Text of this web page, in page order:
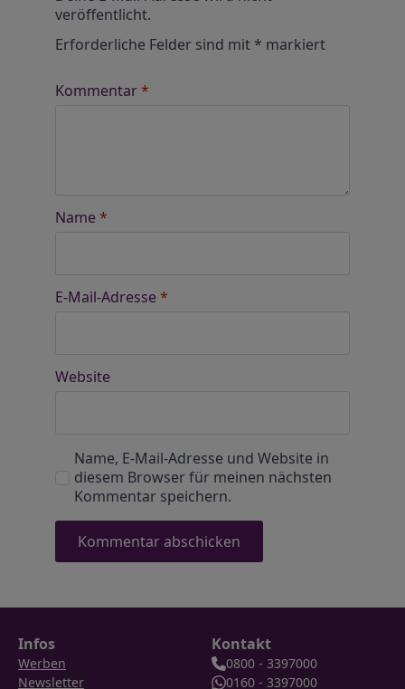
veröffentlicht.
Erforderliche Felder sind mit* markiert
Kommentar*
Name *
E-Mail-Adresse *
Website
Name, E-Mail-Adresse und Website in
diesem Browser für meinen nächsten
Kommentar speichern.
Infos
Werben
Newsletter
Kontakt
0800 - 3397000
0160 - 3397000